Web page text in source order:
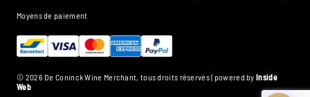
Moyens de paiement
© 2026 De Coninck Wine Merchant, tous droits réservés | powered byInside
Web